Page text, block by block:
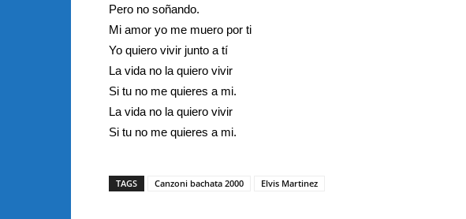
Pero no soñando.
Mi amor yo me muero por ti
Yo quiero vivir junto a tí
La vida no la quiero vivir
Si tu no me quieres a mi.
La vida no la quiero vivir
Si tu no me quieres a mi.
TAGS Canzoni bachata 2000 Elvis Martinez